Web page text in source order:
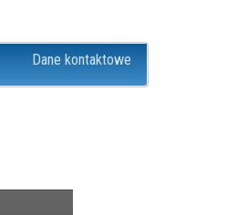
Dane kontaktowe